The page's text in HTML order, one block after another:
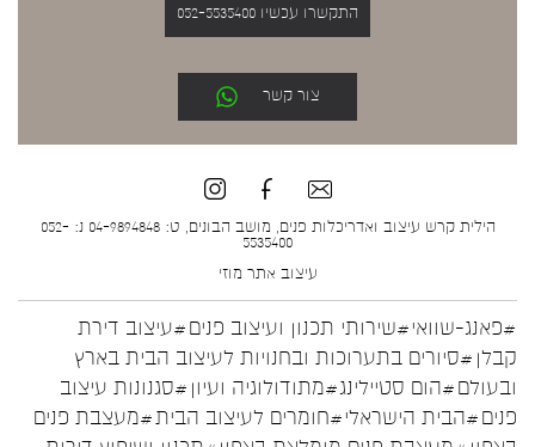
התקשרו עכשיו 052-5535400
צור קשר
הילית קרש עיצוב ואדריכלות פנים, מושב הבונים, ט: 04-9894848 נ: 052-
5535400
עיצוב אתר מוזי
#פאנג-שוואי#שירותי תכנון ועיצוב פנים#עיצוב דירת
קבלן #סיורים בתערוכות ובחנויות לעיצוב הבית בארץ
ובעולם#הום סטיילינג#מתודולוגיה ועיון #סגנונות עיצוב
פנים#הבית הישראלי#חומרים לעיצוב הבית#מעצבת פנים